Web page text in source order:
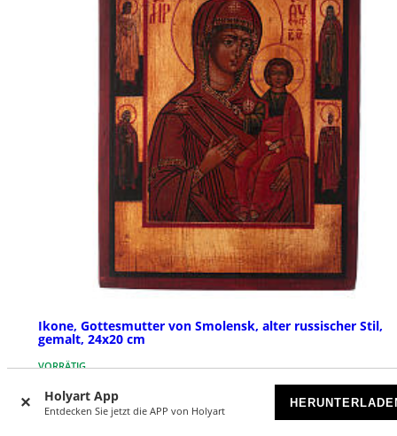
Holyart App
Entdecken Sie jetzt die APP von Holyart
Ikone, Gottesmutter von Smolensk, alter russischer Stil,
gemalt, 24x20 cm
VORRÄTIG
€ 379,00